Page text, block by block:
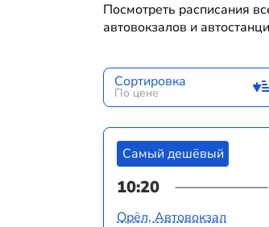
Посмотреть расписания
автовокзалов и
Сортировка
По цене
Самый дешёвый
10:20
Орёл, Автовокзал